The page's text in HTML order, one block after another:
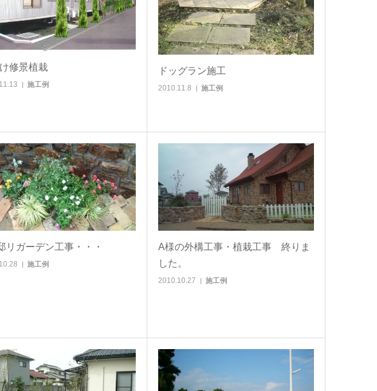
修景植栽
施工例
ドッグラン施工
2010.11.8 施工例
リガーデン工事・・・
施工例
A様の外構工事・植栽工事 終りま
した。
2010.10.27 施工例